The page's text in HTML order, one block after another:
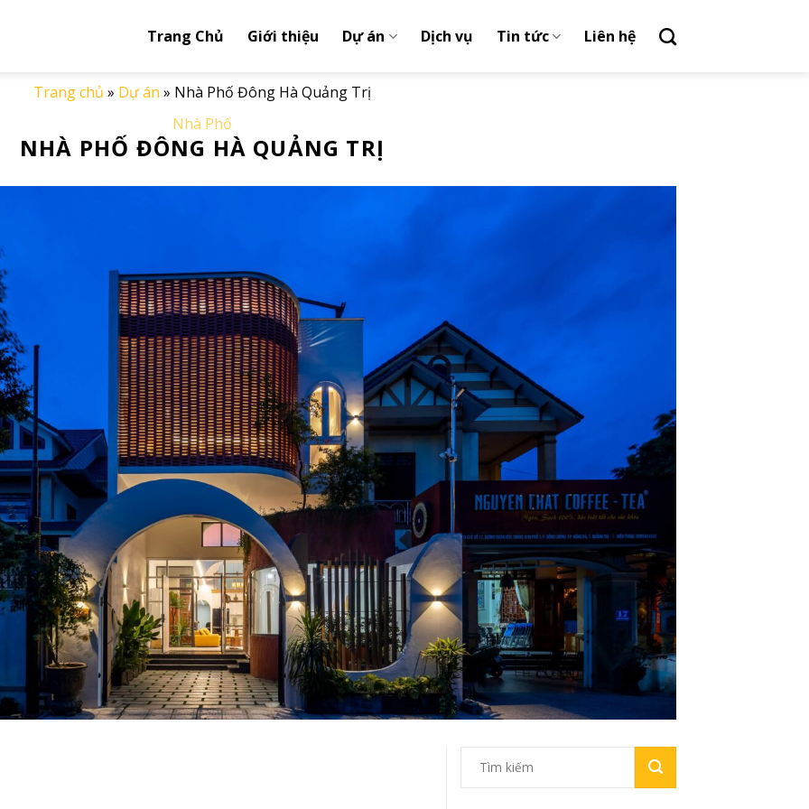
Trang Chủ Giới thiệu Dự án Dịch vụ Tin tức Liên hệ
Trang chủ » Dự án » Nhà Phố Đông Hà Quảng Trị
Nhà Phố
NHÀ PHỐ ĐÔNG HÀ QUẢNG TRỊ